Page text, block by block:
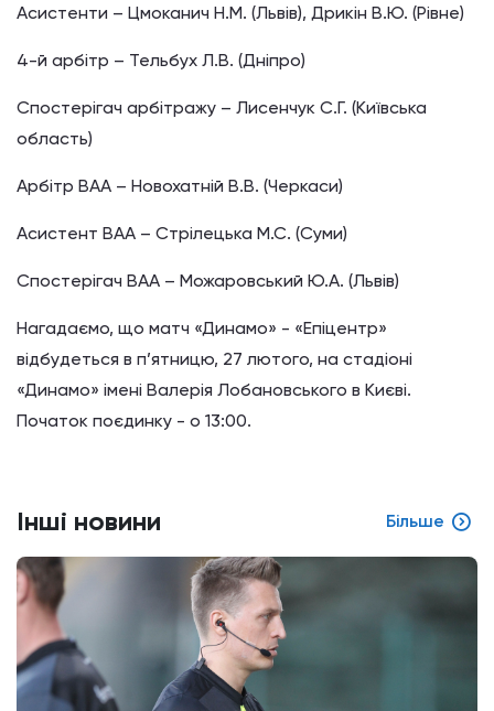
Асистенти – Цмоканич Н.М. (Львів), Дрикін В.Ю. (Рівне)
4-й арбітр – Тельбух Л.В. (Дніпро)
Спостерігач арбітражу – Лисенчук C.Г. (Київська
область)
Арбітр ВАА – Новохатній В.В. (Черкаси)
Асистент ВАА – Стрілецька М.С. (Суми)
Спостерігач ВАА – Можаровський Ю.А. (Львів)
Нагадаємо, що матч «Динамо» - «Епіцентр»
відбудеться в п’ятницю, 27 лютого, на стадіоні
«Динамо» імені Валерія Лобановського в Києві.
Початок поєдинку - о 13:00.
Інші новини Більше